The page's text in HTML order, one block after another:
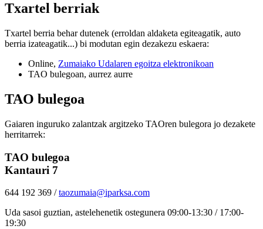
Txartel berriak
Txartel berria behar dutenek (erroldan aldaketa egiteagatik, auto
berria izateagatik...) bi modutan egin dezakezu eskaera:
Online, Zumaiako Udalaren egoitza elektronikoan
TAO bulegoan, aurrez aurre
TAO bulegoa
Gaiaren inguruko zalantzak argitzeko TAOren bulegora jo dezakete
herritarrek:
TAO bulegoa
Kantauri 7
644 192 369 /taozumaia@iparksa.com
Uda sasoi guztian, astelehenetik ostegunera 09:00-13:30 / 17:00-
19:30